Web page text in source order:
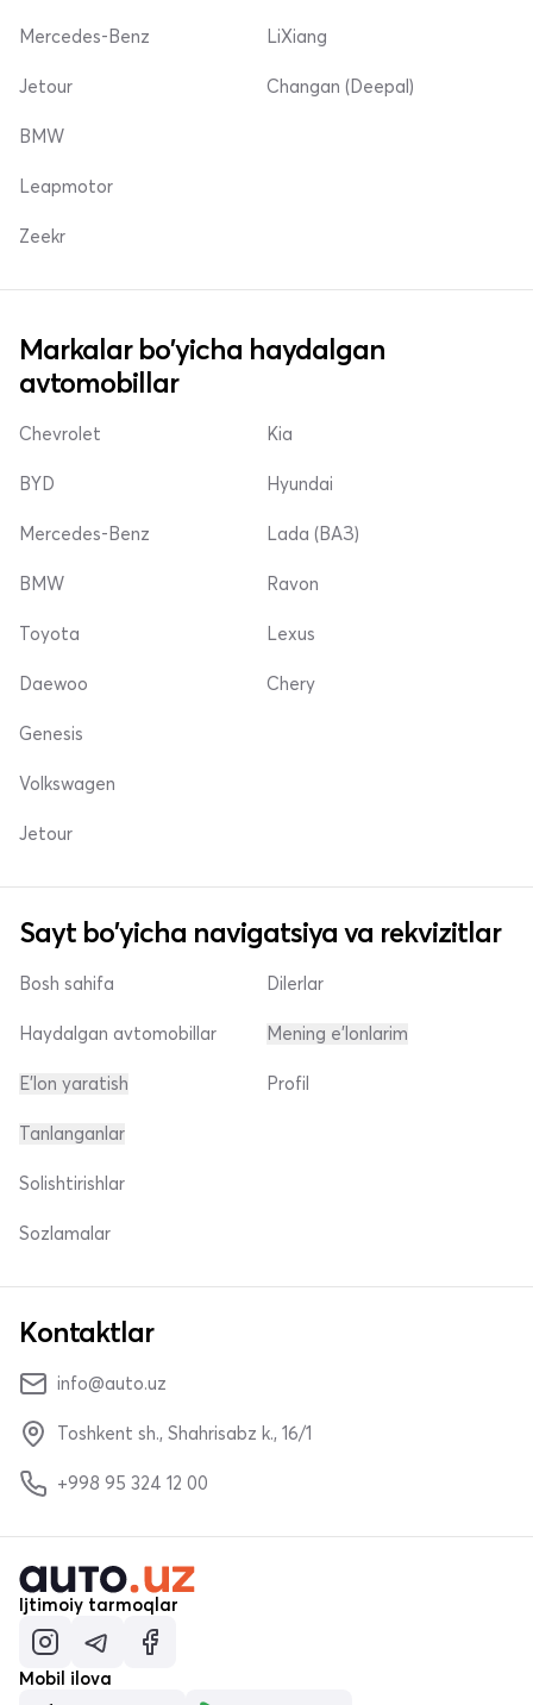
Mercedes-Benz
Jetour
LiXiang
Changan (Deepal)
BMW
Leapmotor
Zeekr
Markalar bo'yicha haydalgan
avtomobillar
Chevrolet
BYD
Mercedes-Benz
Kia
Hyundai
Lada (ВАЗ)
BMW
Toyota
Daewoo
Ravon
Lexus
Chery
Genesis
Volkswagen
Jetour
Sayt bo'yicha navigatsiya va rekvizitlar
Bosh sahifa
Haydalgan avtomobillar
E'lon yaratish
Dilerlar
Mening e'lonlarim
Profil
Tanlanganlar
Solishtirishlar
Sozlamalar
Kontaktlar
info@auto.uz
Toshkent sh., Shahrisabz k., 16/1
+998 95 324 12 00
Ijtimoiy tarmoqlar
Mobil ilova